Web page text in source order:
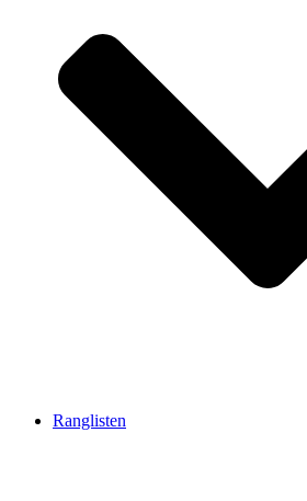
Ranglisten